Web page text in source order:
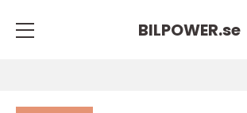
BILPOWER.se